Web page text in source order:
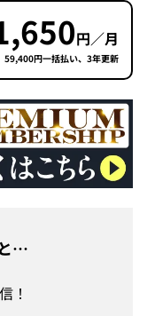
円／月
59,400円一括払い、3年更新
…
！